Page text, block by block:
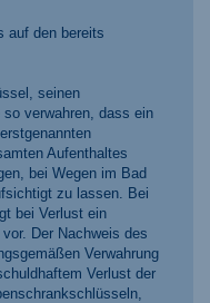
auf den bereits
seinen
verwahren, dass ein
Aufenthaltes
bei Wegen im Bad
zu lassen. Bei
bei Verlust ein
Der Nachweis des
Verwahrung
Verlust der